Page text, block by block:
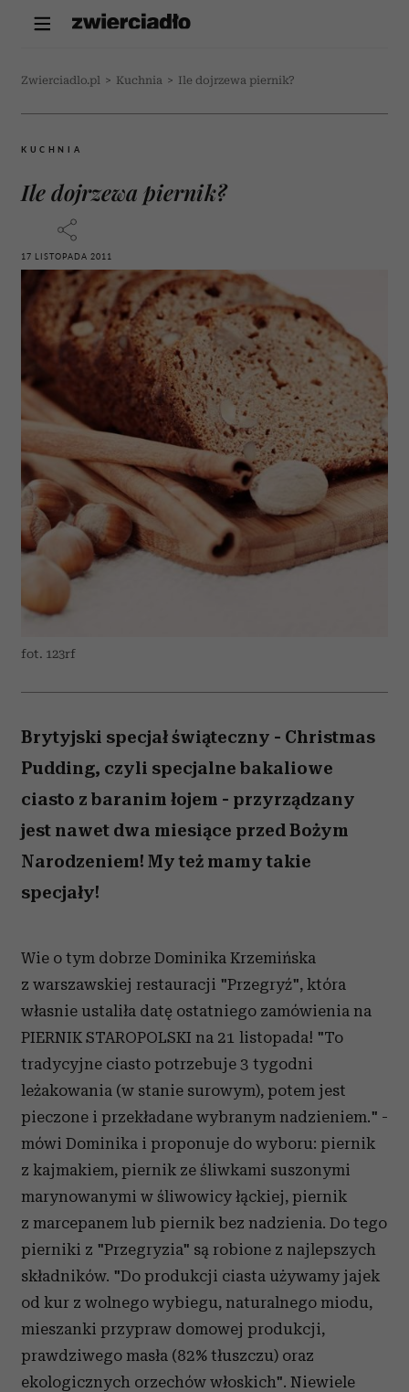
Zwierciadlo.pl > Kuchnia > Ile dojrzewa piernik?
KUCHNIA
Ile dojrzewa piernik?
17 LISTOPADA 2011
fot. 123rf
Brytyjski specjał świąteczny - Christmas
Pudding, czyli specjalne bakaliowe
ciasto z baranim łojem - przyrządzany
jest nawet dwa miesiące przed Bożym
Narodzeniem! My też mamy takie
specjały!
Wie o tym dobrze Dominika Krzemińska
z warszawskiej restauracji "Przegryź", która
własnie ustaliła datę ostatniego zamówienia na
PIERNIK STAROPOLSKI na 21 listopada! "To
tradycyjne ciasto potrzebuje 3 tygodni
leżakowania (w stanie surowym), potem jest
pieczone i przekładane wybranym nadzieniem." -
mówi Dominika i proponuje do wyboru: piernik
z kajmakiem, piernik ze śliwkami suszonymi
marynowanymi w śliwowicy łąckiej, piernik
z marcepanem lub piernik bez nadzienia. Do tego
pierniki z "Przegryzia" są robione z najlepszych
składników. "Do produkcji ciasta używamy jajek
od kur z wolnego wybiegu, naturalnego miodu,
mieszanki przypraw domowej produkcji,
prawdziwego masła (82% tłuszczu) oraz
ekologicznych orzechów włoskich". Niewiele